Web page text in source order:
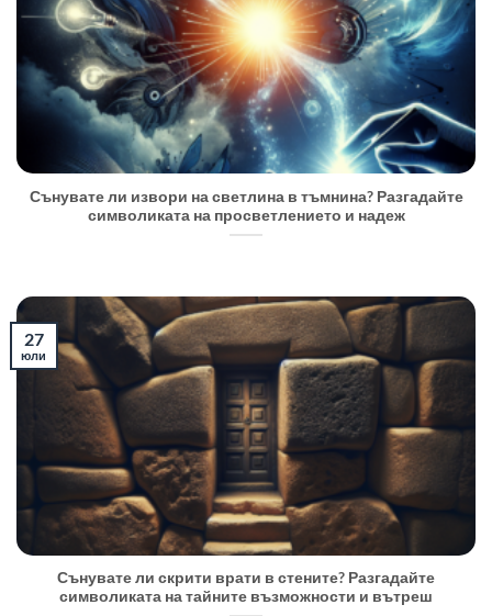
Сънувате ли извори на светлина в тъмнина? Разгадайте
символиката на просветлението и надеж
Сънувате ли скрити врати в стените? Разгадайте
символиката на тайните възможности и вътреш
27
юли